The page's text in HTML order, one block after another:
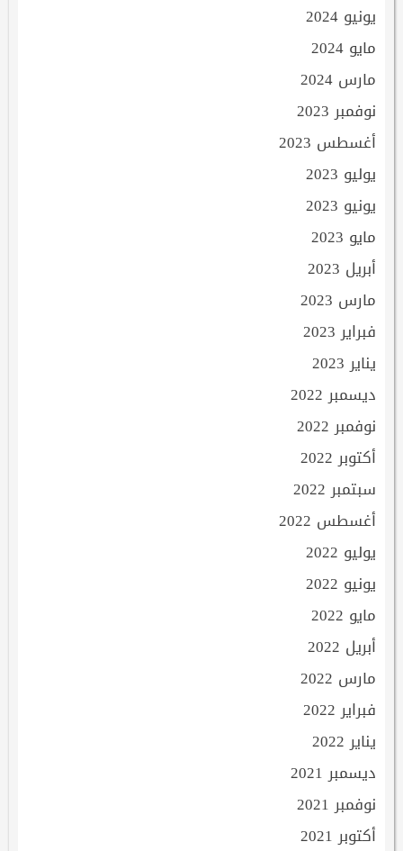
يونيو 2024
مايو 2024
مارس 2024
نوفمبر 2023
أغسطس 2023
يوليو 2023
يونيو 2023
مايو 2023
أبريل 2023
مارس 2023
فبراير 2023
يناير 2023
ديسمبر 2022
نوفمبر 2022
أكتوبر 2022
سبتمبر 2022
أغسطس 2022
يوليو 2022
يونيو 2022
مايو 2022
أبريل 2022
مارس 2022
فبراير 2022
يناير 2022
ديسمبر 2021
نوفمبر 2021
أكتوبر 2021